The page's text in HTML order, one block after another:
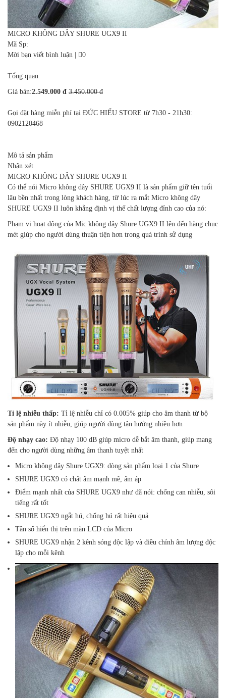
MICRO KHÔNG DÂY SHURE UGX9 II
Mã Sp:
Mời bạn viết bình luận | 0
Tổng quan
Giá bán:2.549.000 đ 3.450.000 đ
Gọi đặt hàng miễn phí tại ĐỨC HIẾU STORE từ 7h30 - 21h30:
0902120468
Mô tả sản phẩm
Nhận xét
MICRO KHÔNG DÂY SHURE UGX9 II
Có thể nói Micro không dây SHURE UGX9 II là sản phẩm giữ tên tuổi
lâu bền nhất trong lòng khách hàng, từ lúc ra mắt Micro không dây
SHURE UGX9 II luôn khẳng định vị thế chất lượng đỉnh cao của nó:
Phạm vi hoạt động của Mic không dây Shure UGX9 II lên đến hàng chục
mét giúp cho người dùng thuận tiện hơn trong quá trình sử dụng
Tỉ lệ nhiễu thấp: Tỉ lệ nhiễu chỉ có 0.005% giúp cho âm thanh từ bộ
sản phẩm này ít nhiễu, giúp người dùng tận hưởng nhiều hơn
Độ nhạy cao: Độ nhạy 100 dB giúp micro dễ bắt âm thanh, giúp mang
đến cho người dùng những âm thanh tuyệt nhất
Micro không dây Shure UGX9: dòng sản phẩm loại 1 của Shure
SHURE UGX9 có chất âm mạnh mẽ, ấm áp
Điểm mạnh nhất của SHURE UGX9 như đã nói: chống can nhiễu, sôi
tiếng rất tốt
SHURE UGX9 ngắt hú, chống hú rất hiệu quả
Tần số hiển thị trên màn LCD của Micro
SHURE UGX9 nhận 2 kênh sóng độc lập và điều chỉnh âm lượng độc
lập cho mỗi kênh